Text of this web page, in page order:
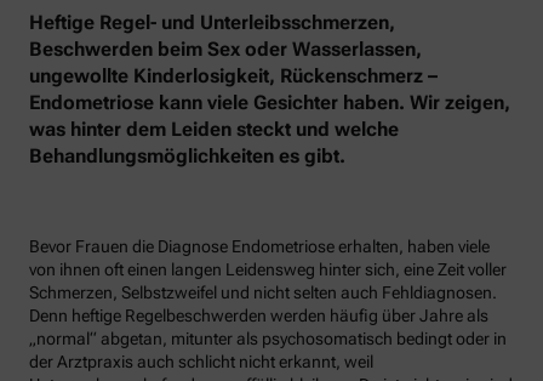
Heftige Regel- und Unterleibsschmerzen,
Beschwerden beim Sex oder Wasserlassen,
ungewollte Kinderlosigkeit, Rückenschmerz –
Endometriose kann viele Gesichter haben. Wir zeigen,
was hinter dem Leiden steckt und welche
Behandlungsmöglichkeiten es gibt.
Bevor Frauen die Diagnose Endometriose erhalten, haben viele
von ihnen oft einen langen Leidensweg hinter sich, eine Zeit voller
Schmerzen, Selbstzweifel und nicht selten auch Fehldiagnosen.
Denn heftige Regelbeschwerden werden häufig über Jahre als
„normal“ abgetan, mitunter als psychosomatisch bedingt oder in
der Arztpraxis auch schlicht nicht erkannt, weil